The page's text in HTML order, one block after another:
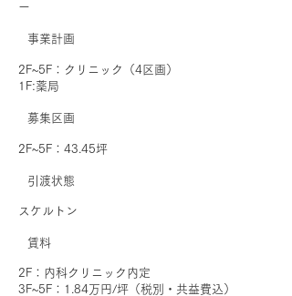
ー
事業計画
2F~5F：クリニック（4区画）
1F:薬局
募集区画
2F~5F：43.45坪
引渡状態
スケルトン
賃料
2F：内科クリニック内定
3F~5F：1.84万円/坪（税別・共益費込）